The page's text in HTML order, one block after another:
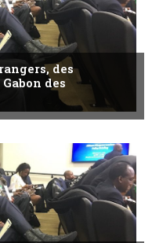
des
des